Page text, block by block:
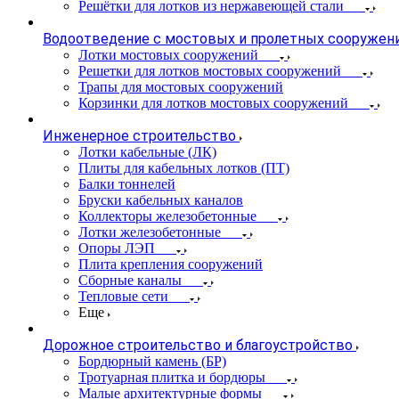
Решётки для лотков из нержавеющей стали
Водоотведение с мостовых и пролетных
Лотки мостовых сооружений
Решетки для лотков мостовых сооружений
Трапы для мостовых сооружений
Корзинки для лотков мостовых сооружений
Инженерное строительство
Лотки кабельные (ЛК)
Плиты для кабельных лотков (ПТ)
Балки тоннелей
Бруски кабельных каналов
Коллекторы железобетонные
Лотки железобетонные
Опоры ЛЭП
Плита крепления сооружений
Сборные каналы
Тепловые сети
Еще
Дорожное строительство и благоустройство
Бордюрный камень (БР)
Тротуарная плитка и бордюры
Малые архитектурные формы